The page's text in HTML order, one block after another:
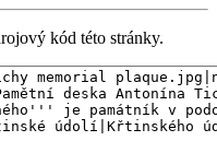
kód této stránky.